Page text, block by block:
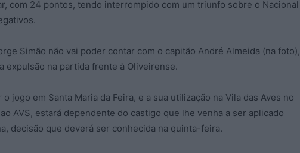
com 24 pontos, tendo interrompido com um triunfo sobre o Nacional
Simão não vai poder contar com o capitão André Almeida (na foto),
expulsão na partida frente à Oliveirense.
jogo em Santa Maria da Feira, e a sua utilização na Vila das Aves no
AVS, estará dependente do castigo que lhe venha a ser aplicado
decisão que deverá ser conhecida na quinta-feira.